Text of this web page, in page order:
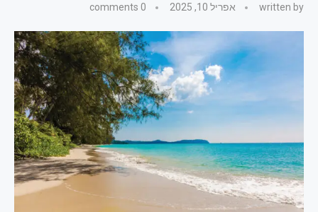
written by אפריל 10, 2025 0 comments